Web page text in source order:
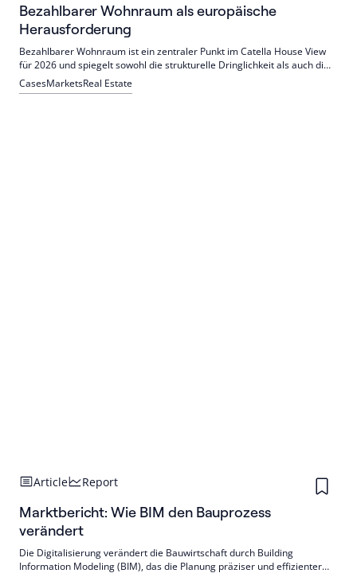
Bezahlbarer Wohnraum als europäische
Herausforderung
Bezahlbarer Wohnraum ist ein zentraler Punkt im Catella House View
für 2026 und spiegelt sowohl die strukturelle Dringlichkeit als auch die
strategischen Chancen wider, die die europäischen
Wohnimmobilienmärkte prägen.
CasesMarketsReal Estate
Article Report
Marktbericht: Wie BIM den Bauprozess
verändert
Die Digitalisierung verändert die Bauwirtschaft durch Building
Information Modeling (BIM), das die Planung präziser und effizienter